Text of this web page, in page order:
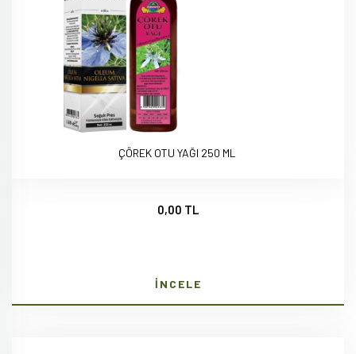
ÇÖREK OTU YAĞI 250 ML
0,00 TL
İNCELE